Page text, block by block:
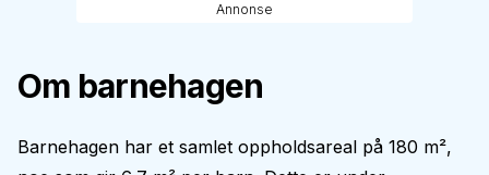
Annonse
Om barnehagen
Barnehagen har et samlet oppholdsareal på 180 m²,